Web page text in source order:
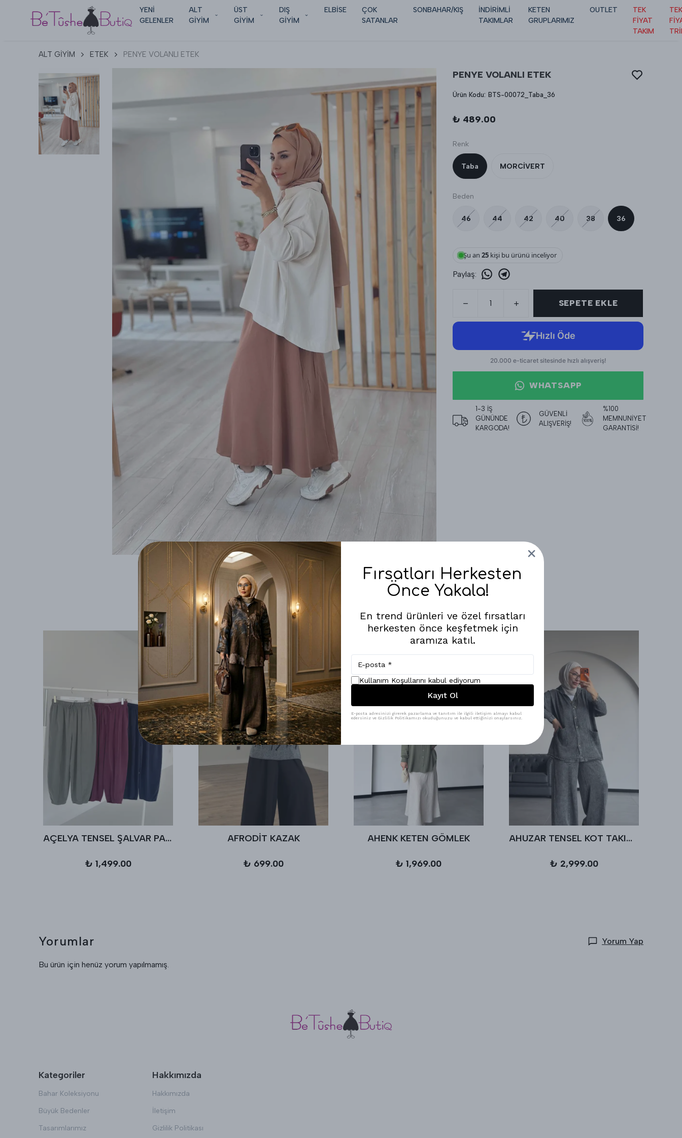
YENİ
GELENLER
ALT
GİYİM
ÜST
GİYİM
DIŞ
GİYİM
ELBİSE
ÇOK
SATANLAR
SONBAHAR/KIŞ
İNDİRİMLİ
TAKIMLAR
KETEN
GRUPLARIMIZ
OUTLET
TEK
FİYAT
TAKIM
TEK
ALT GİYİM ETEK PENYE VOLANLI ETEK
PENYE VOLANLI ETEK
Ürün Kodu: BTS-00072_Taba_36
₺ 489.00
Renk
Taba MORCİVERT
Beden
46 44 42 40 38 36
Şu an 25kişi bu ürünü inceliyor
Paylaş:
SEPETE EKLE
WHATSAPP
1-3 İŞ
GÜNÜNDE
KARGODA!
GÜVENLİ
ALIŞVERİŞ!
%100
MEMNUNİYET
GARANTİSİ!
Benzer Ürünler
AÇELYA TENSEL ŞALVAR PANTALON
₺ 1,499.00
AFRODİT KAZAK
₺ 699.00
AHENK KETEN GÖMLEK
₺ 1,969.00
AHUZAR TENSEL KOT TAKIM - Antrasit
₺ 2,999.00
Yorumlar Yorum Yap
Bu ürün için henüz yorum yapılmamış.
Kategoriler
Bahar Koleksiyonu
Büyük Bedenler
Tasarımlarımız
Hakkımızda
Hakkımızda
İletişim
Gizlilik Politikası
Fırsatları Herkesten
Önce Yakala!
En trend ürünleri ve özel fırsatları
herkesten önce keşfetmek için
aramıza katıl.
Kullanım Koşullarını kabul ediyorum
Kayıt Ol
E-posta adresinizi girerek pazarlama ve tanıtım ile ilgili iletişim almayı kabul
edersiniz ve Gizlilik Politikamızı okuduğunuzu ve kabul ettiğinizi onaylarsınız.